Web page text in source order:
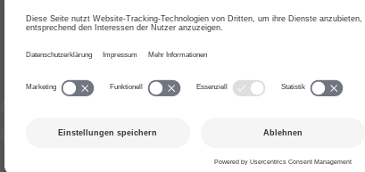
Schweizer Musik Stiftungsrat Urheber